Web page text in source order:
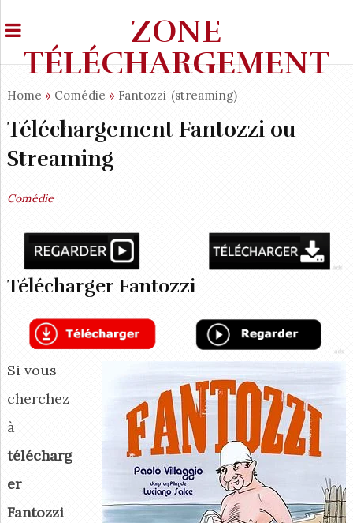
ZONE
TÉLÉCHARGEMENT
Home » Comédie » Fantozzi (streaming)
Téléchargement Fantozzi ou
Streaming
Comédie
Télécharger Fantozzi
Si vous
cherchez
à
télécharg
er
Fantozzi